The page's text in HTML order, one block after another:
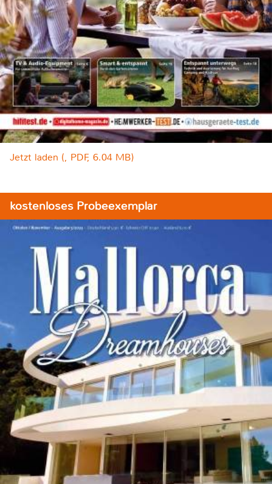
Jetzt laden (, PDF, 6.04 MB)
kostenloses Probeexemplar